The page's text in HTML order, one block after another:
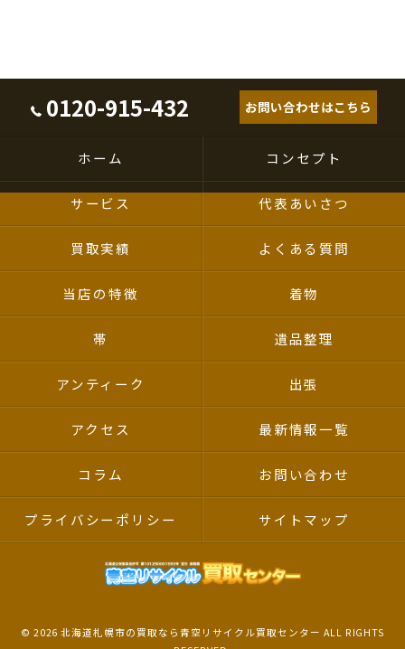
0120-915-432 お問い合わせはこちら
ホーム コンセプト
サービス 代表あいさつ
買取実績 よくある質問
当店の特徴 着物
帯 遺品整理
アンティーク 出張
アクセス 最新情報一覧
コラム お問い合わせ
プライバシーポリシー サイトマップ
© 2026 北海道札幌市の買取なら青空リサイクル買取センター ALL RIGHTS